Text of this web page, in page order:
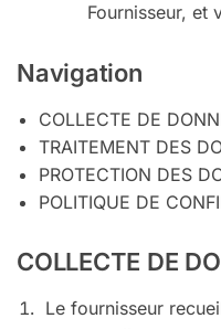
Fournisseur, et
Navigation
COLLECTE DE
TRAITEMENT DES
PROTECTION DES
POLITIQUE DE
COLLECTE DE
Le fournisseur